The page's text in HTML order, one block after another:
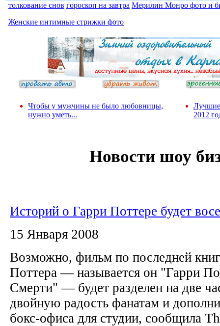
толкование снов гороскоп на завтра Мерилин Монро фото и
Женские интимные стрижки фото
Чтобы у мужчины не было любовницы,
нужно уметь...
Лучшие
2012
Новости шоу
Историй о Гарри Поттере будет
15 Января 2008
Возможно, фильм по последней
Поттера — называется он "Гарри
Смерти" — будет разделен на две
двойную радость фанатам и
бокс-офиса для студии, сообщила